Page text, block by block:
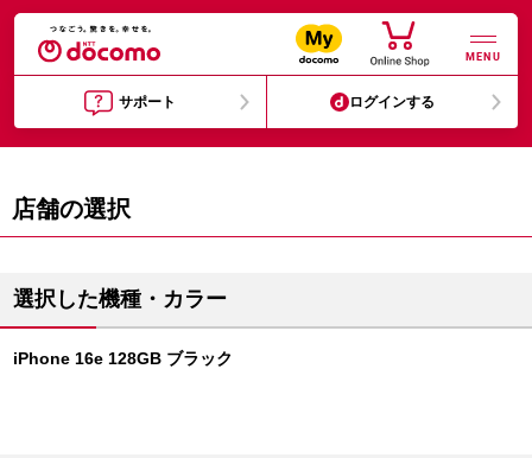
MENU
サポート ログインする
店舗の選択
選択した機種・カラー
iPhone 16e 128GB ブラック